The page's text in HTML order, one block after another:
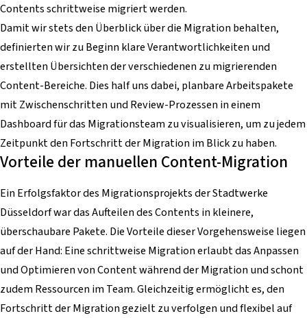
Contents schrittweise migriert werden.
Damit wir stets den Überblick über die Migration behalten,
definierten wir zu Beginn klare Verantwortlichkeiten und
erstellten Übersichten der verschiedenen zu migrierenden
Content-Bereiche. Dies half uns dabei, planbare Arbeitspakete
mit Zwischenschritten und Review-Prozessen in einem
Dashboard für das Migrationsteam zu visualisieren, um zu jedem
Zeitpunkt den Fortschritt der Migration im Blick zu haben.
Vorteile der manuellen Content-Migration
Ein Erfolgsfaktor des Migrationsprojekts der Stadtwerke
Düsseldorf war das Aufteilen des Contents in kleinere,
überschaubare Pakete. Die Vorteile dieser Vorgehensweise liegen
auf der Hand: Eine schrittweise Migration erlaubt das Anpassen
und Optimieren von Content während der Migration und schont
zudem Ressourcen im Team. Gleichzeitig ermöglicht es, den
Fortschritt der Migration gezielt zu verfolgen und flexibel auf